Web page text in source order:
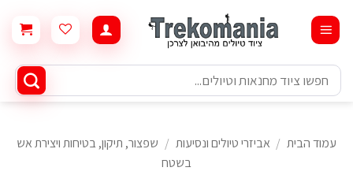
content
חיפוש
עבור:
עמוד הבית / אביזרי טיולים ונסיעות / שפצור, תיקון, בטיחות ויצירת אש
בשטח